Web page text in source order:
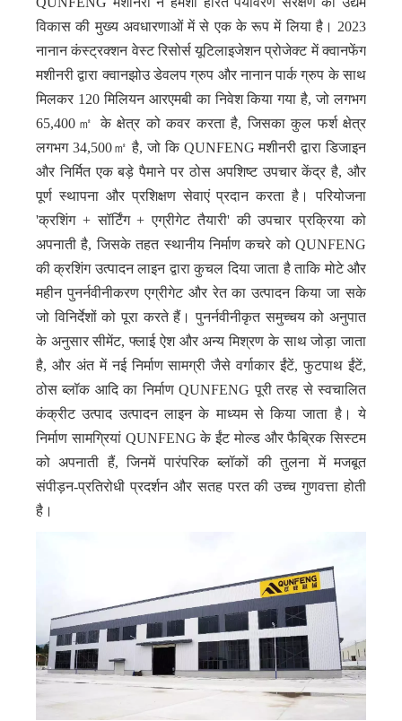
विकास की मुख्य अवधारणाओं में से एक के रूप में लिया है। 2023
नानान कंस्ट्रक्शन वेस्ट रिसोर्स यूटिलाइजेशन प्रोजेक्ट में क्वानफेंग
मशीनरी द्वारा क्वानझोउ डेवलप ग्रुप और नानान पार्क ग्रुप के साथ
मिलकर 120 मिलियन आरएमबी का निवेश किया गया है, जो लगभग
65,400㎡ के क्षेत्र को कवर करता है, जिसका कुल फर्श क्षेत्र
लगभग 34,500㎡ है, जो कि QUNFENG मशीनरी द्वारा डिजाइन
और निर्मित एक बड़े पैमाने पर ठोस अपशिष्ट उपचार केंद्र है, और
पूर्ण स्थापना और प्रशिक्षण सेवाएं प्रदान करता है। परियोजना
'क्रशिंग + सॉर्टिंग + एग्रीगेट तैयारी' की उपचार प्रक्रिया को
अपनाती है, जिसके तहत स्थानीय निर्माण कचरे को QUNFENG
की क्रशिंग उत्पादन लाइन द्वारा कुचल दिया जाता है ताकि मोटे और
महीन पुनर्नवीनीकरण एग्रीगेट और रेत का उत्पादन किया जा सके
जो विनिर्देशों को पूरा करते हैं। पुनर्नवीनीकृत समुच्चय को अनुपात
के अनुसार सीमेंट, फ्लाई ऐश और अन्य मिश्रण के साथ जोड़ा जाता
है, और अंत में नई निर्माण सामग्री जैसे वर्गाकार ईंटें, फुटपाथ ईंटें,
ठोस ब्लॉक आदि का निर्माण QUNFENG पूरी तरह से स्वचालित
कंक्रीट उत्पाद उत्पादन लाइन के माध्यम से किया जाता है। ये
निर्माण सामग्रियां QUNFENG के ईंट मोल्ड और फैब्रिक सिस्टम
को अपनाती हैं, जिनमें पारंपरिक ब्लॉकों की तुलना में मजबूत
संपीड़न-प्रतिरोधी प्रदर्शन और सतह परत की उच्च गुणवत्ता होती
है।